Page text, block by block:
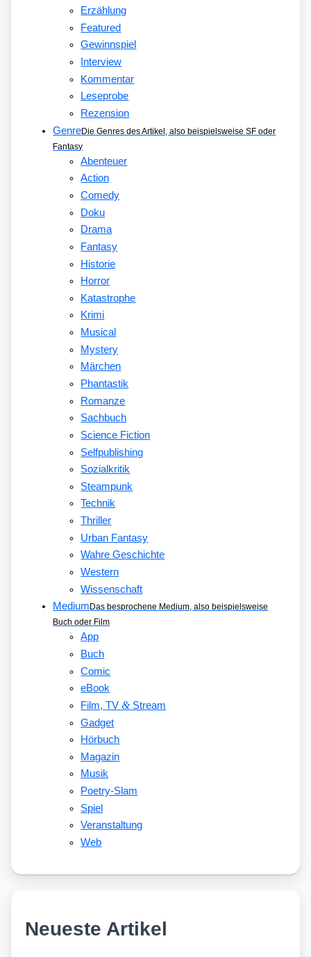
Erzählung
Featured
Gewinnspiel
Interview
Kommentar
Leseprobe
Rezension
GenreDie Genres des Artikel, also beispielsweise SF oder
Fantasy
Abenteuer
Action
Comedy
Doku
Drama
Fantasy
Historie
Horror
Katastrophe
Krimi
Musical
Mystery
Märchen
Phantastik
Romanze
Sachbuch
Science Fiction
Selfpublishing
Sozialkritik
Steampunk
Technik
Thriller
Urban Fantasy
Wahre Geschichte
Western
Wissenschaft
Medium Das besprochene Medium, also beispielsweise
Buch oder Film
App
Buch
Comic
eBook
Film, TV&Stream
Gadget
Hörbuch
Magazin
Musik
Poetry-Slam
Spiel
Veranstaltung
Web
Neueste Artikel